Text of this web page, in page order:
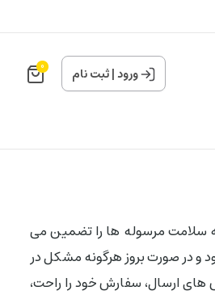
ورود|ثبت نام 0
سلامت مرسوله ها را تضمین می
و در صورت بروز هرگونه مشکل در
های ارسال، سفارش خود را راحت،